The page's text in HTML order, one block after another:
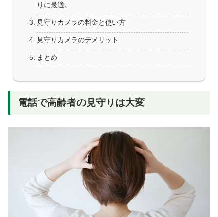
りに最適。
見守りカメラの料金と使い方
見守りカメラのデメリット
まとめ
電話で高齢者の見守りは大変